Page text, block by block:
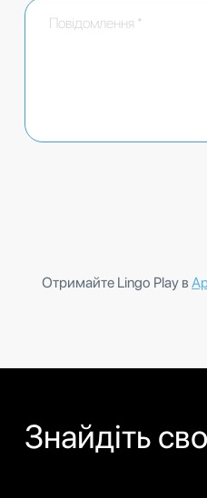
Отримайте Lingo Play в
Знайдіть